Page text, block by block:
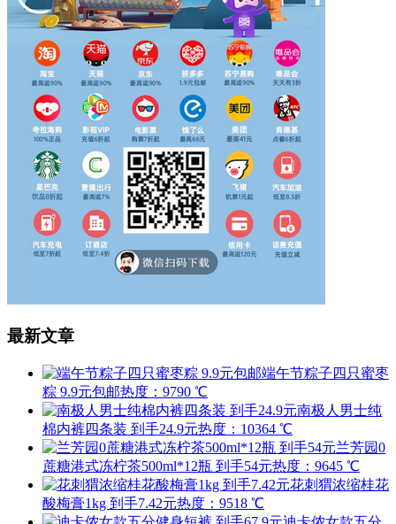
最新文章
端午节粽子四只蜜枣
粽 9.9元包邮热度：9790 ℃
南极人男士纯
棉内裤四条装 到手24.9元热度：10364 ℃
兰芳园0
蔗糖港式冻柠茶500ml*12瓶 到手54元热度：9645 ℃
花刺猬浓缩桂花
酸梅膏1kg 到手7.42元热度：9518 ℃